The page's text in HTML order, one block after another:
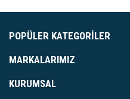
POPÜLER KATEGORILER
MARKALARIMIZ
KURUMSAL